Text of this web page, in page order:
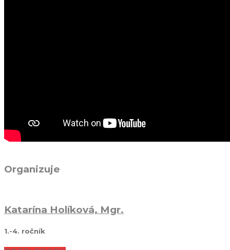
Organizuje
Katarína Holíková, Mgr.
1.-4. ročník